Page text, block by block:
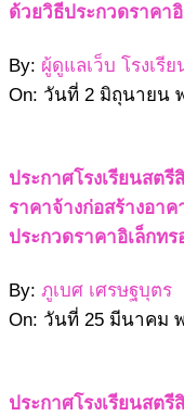
ด้วยวิธีประกวดราคา
By: ผู้ดูแลเว็บ โรงเรีย
On: วันที่ 2 มิถุนายน
ประกาศโรงเรียนสตรี
ราคาจ้างก่อสร้างอา
ประกวดราคาอิเล็กท
By: ภูเบศ เศรษฐบุตร
On: วันที่ 25 มีนาคม
ประกาศโรงเรียนสตรี